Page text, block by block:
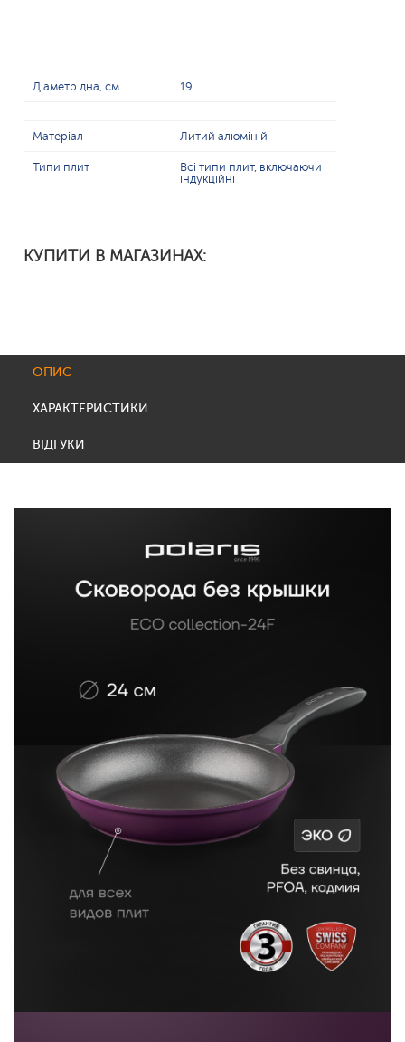
Діаметр дна, см 19
Матеріал Литий алюміній
Типи плит
Всі типи плит, включаючи
індукційні
КУПИТИ В МАГАЗИНАХ:
ОПИС
ХАРАКТЕРИСТИКИ
ВІДГУКИ